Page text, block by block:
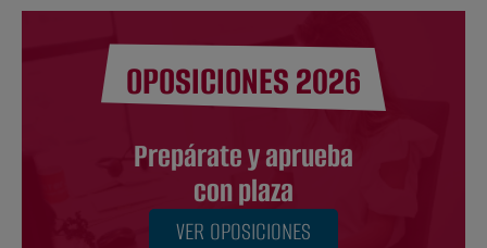
OPOSICIONES 2026
Prepárate y aprueba
con plaza
VER OPOSICIONES